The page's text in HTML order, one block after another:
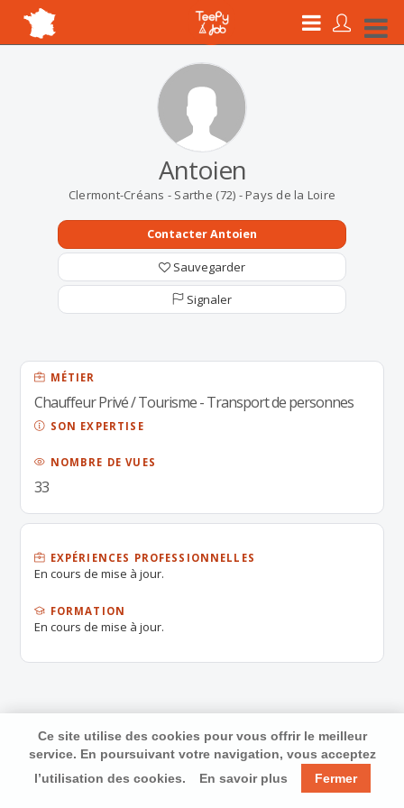
Antoien
Clermont-Créans - Sarthe (72) - Pays de la Loire
Contacter Antoien
Sauvegarder
Signaler
MÉTIER
Chauffeur Privé / Tourisme - Transport de personnes
SON EXPERTISE
NOMBRE DE VUES
33
EXPÉRIENCES PROFESSIONNELLES
En cours de mise à jour.
FORMATION
En cours de mise à jour.
Ce site utilise des cookies pour vous offrir le meilleur
service. En poursuivant votre navigation, vous acceptez
l’utilisation des cookies.
En savoir plus Fermer